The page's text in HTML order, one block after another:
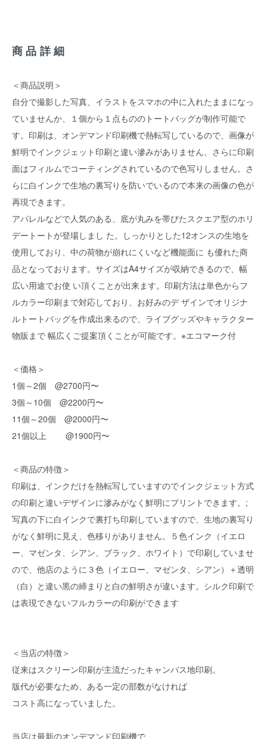
商品詳細
＜商品説明＞
自分で撮影した写真、イラストをスマホの中に入れたままになっ
ていませんか、１個から１点もののトートバッグが制作可能で
す。印刷は、オンデマンド印刷機で熱転写しているので、画像が
鮮明でインクジェット印刷と違い滲みがありません、さらに印刷
面はフィルムでコーティングされているので色写りしません。さ
らに白インクで生地の裏写りを防いでいるので本来の画像の色が
再現できます。
アパレルなどで人気のある、底が丸みを帯びたスクエア型のホリ
デートートが登場しまし た。しっかりとした12オンスの生地を
使用しており、中の荷物が崩れにくいなど機能面に も優れた商
品となっております。サイズはA4サイズが収納できるので、幅
広い用途でお使 い頂くことが出来ます。印刷方法は単色からフ
ルカラー印刷まで対応しており、お好みのデ ザインでオリジナ
ルトートバッグを作成出来るので、ライブグッズやキャラクター
物販まで 幅広くご提案頂くことが可能です。※エコマーク付
＜価格＞
1個～2個 @2700円〜
3個～10個 @2200円〜
11個～20個 @2000円〜
21個以上 @1900円〜
＜商品の特徴＞
印刷は、インクだけを熱転写していますのでインクジェット方式
の印刷と違いデザインに滲みがなく鮮明にプリントできます。;
写真の下に白インクで裏打ち印刷していますので、生地の裏写り
がなく鮮明に見え、色移りがありません。５色インク（イエロ
ー、マゼンタ、シアン、ブラック、ホワイト）で印刷していませ
ので、他店のように３色（イエロー、マゼンタ、シアン）＋透明
（白）と違い黒の締まりと白の鮮明さが違います。シルク印刷で
は表現できないフルカラーの印刷ができます
＜当店の特徴＞
従来はスクリーン印刷が主流だったキャンバス地印刷。
版代が必要なため、ある一定の部数がなければ
コスト高になっていました。
当店は最新のオンデマンド印刷機で、